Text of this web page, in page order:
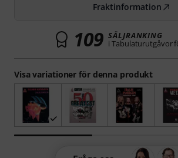
Visa variationer för denna produkt
Fraktinformation
109 SÄLJRANKING
i Tabulaturutgåvor